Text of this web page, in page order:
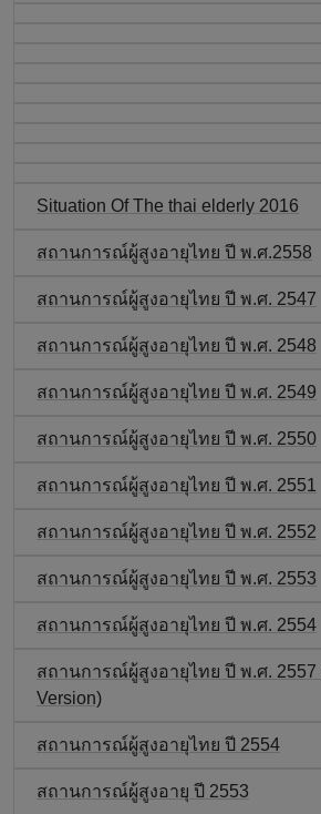
Situation Of The thai elderly 2016
สถานการณ์ผู้สูงอายุไทย ปี พ.ศ.2558
สถานการณ์ผู้สูงอายุไทย ปี พ.ศ. 2547
สถานการณ์ผู้สูงอายุไทย ปี พ.ศ. 2548
สถานการณ์ผู้สูงอายุไทย ปี พ.ศ. 2549
สถานการณ์ผู้สูงอายุไทย ปี พ.ศ. 2550
สถานการณ์ผู้สูงอายุไทย ปี พ.ศ. 2551
สถานการณ์ผู้สูงอายุไทย ปี พ.ศ. 2552
สถานการณ์ผู้สูงอายุไทย ปี พ.ศ. 2553
สถานการณ์ผู้สูงอายุไทย ปี พ.ศ. 2554
สถานการณ์ผู้สูงอายุไทย ปี พ.ศ. 2557
Version)
สถานการณ์ผู้สูงอายุไทย ปี 2554
สถานการณ์ผู้สูงอายุ ปี 2553